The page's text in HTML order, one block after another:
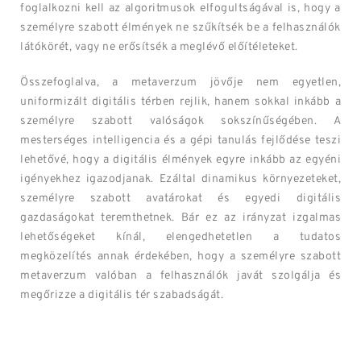
foglalkozni kell az algoritmusok elfogultságával is, hogy a
személyre szabott élmények ne szűkítsék be a felhasználók
látókörét, vagy ne erősítsék a meglévő előítéleteket.
Összefoglalva, a metaverzum jövője nem egyetlen,
uniformizált digitális térben rejlik, hanem sokkal inkább a
személyre szabott valóságok sokszínűségében. A
mesterséges intelligencia és a gépi tanulás fejlődése teszi
lehetővé, hogy a digitális élmények egyre inkább az egyéni
igényekhez igazodjanak. Ezáltal dinamikus környezeteket,
személyre szabott avatárokat és egyedi digitális
gazdaságokat teremthetnek. Bár ez az irányzat izgalmas
lehetőségeket kínál, elengedhetetlen a tudatos
megközelítés annak érdekében, hogy a személyre szabott
metaverzum valóban a felhasználók javát szolgálja és
megőrizze a digitális tér szabadságát.